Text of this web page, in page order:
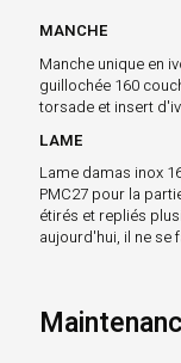
MANCHE
Manche unique en
guillochée 160
torsade et insert
LAME
Lame damas inox
PMC27 pour la
étirés et repliés
aujourd'hui, il ne se